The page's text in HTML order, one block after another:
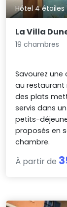
Hôtel 4 étoiles
La Villa
19 chambres
Savourez
au restaurant
des plats
servis dans
petits-
proposés en
chambre.
À partir de